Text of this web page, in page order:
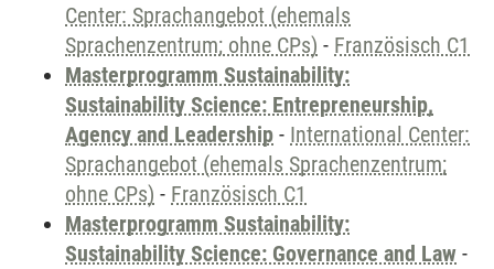
Center: Sprachangebot (ehemals
Sprachenzentrum; ohne CPs) - Französisch C1
Masterprogramm Sustainability:
Sustainability Science: Entrepreneurship,
Agency and Leadership - International Center:
Sprachangebot (ehemals Sprachenzentrum;
ohne CPs) - Französisch C1
Masterprogramm Sustainability:
Sustainability Science: Governance and Law -